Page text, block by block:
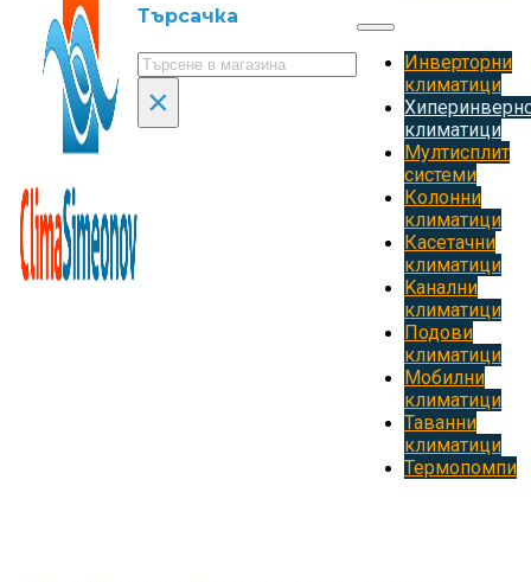
Търсачка
Търсене
×
Инверторни
климатици
климатици
Мултисплит
системи
Колонни
климатици
Касетачни
климатици
Kанални
климатици
Подови
климатици
Мобилни
климатици
Таванни
климатици
Термопомпи